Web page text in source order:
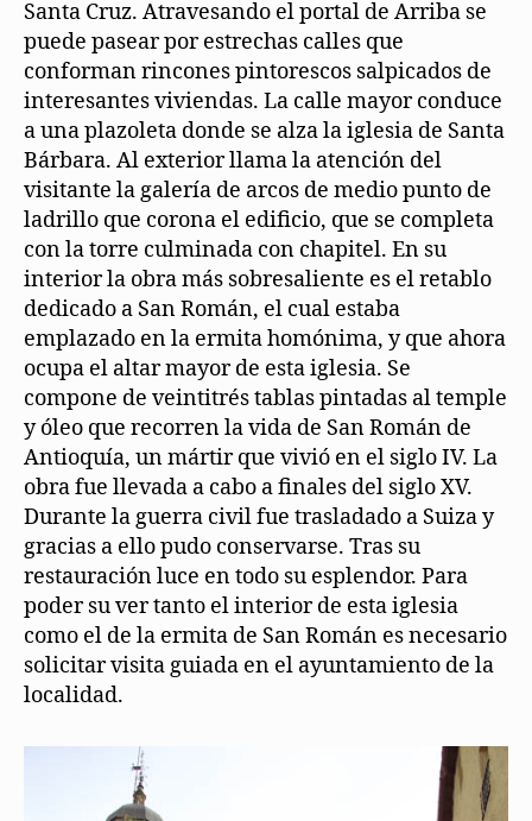
Santa Cruz. Atravesando el portal de Arriba se
puede pasear por estrechas calles que
conforman rincones pintorescos salpicados de
interesantes viviendas. La calle mayor conduce
a una plazoleta donde se alza la iglesia de Santa
Bárbara. Al exterior llama la atención del
visitante la galería de arcos de medio punto de
ladrillo que corona el edificio, que se completa
con la torre culminada con chapitel. En su
interior la obra más sobresaliente es el retablo
dedicado a San Román, el cual estaba
emplazado en la ermita homónima, y que ahora
ocupa el altar mayor de esta iglesia. Se
compone de veintitrés tablas pintadas al temple
y óleo que recorren la vida de San Román de
Antioquía, un mártir que vivió en el siglo IV. La
obra fue llevada a cabo a finales del siglo XV.
Durante la guerra civil fue trasladado a Suiza y
gracias a ello pudo conservarse. Tras su
restauración luce en todo su esplendor. Para
poder su ver tanto el interior de esta iglesia
como el de la ermita de San Román es necesario
solicitar visita guiada en el ayuntamiento de la
localidad.